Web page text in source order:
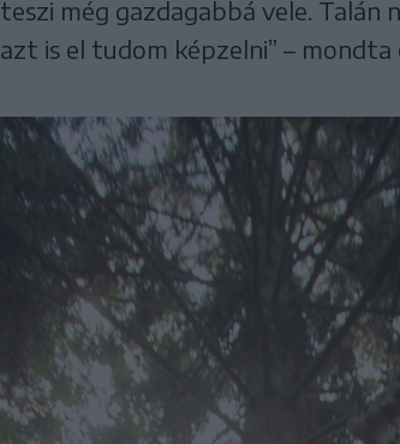
teszi még gazdagabbá vele. Talán
azt is el tudom képzelni” –